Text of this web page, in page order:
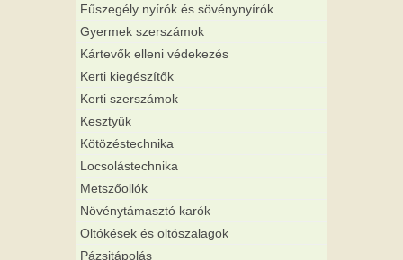
Fűszegély nyírók és sövénynyírók
Gyermek szerszámok
Kártevők elleni védekezés
Kerti kiegészítők
Kerti szerszámok
Kesztyűk
Kötözéstechnika
Locsolástechnika
Metszőollók
Növénytámasztó karók
Oltókések és oltószalagok
Pázsitápolás